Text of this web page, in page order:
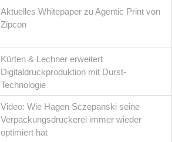
Aktuelles Whitepaper zu Agentic Print von
Zipcon
Kürten & Lechner erweitert
Digitaldruckproduktion mit Durst-
Technologie
Video: Wie Hagen Sczepanski seine
Verpackungsdruckerei immer wieder
optimiert hat